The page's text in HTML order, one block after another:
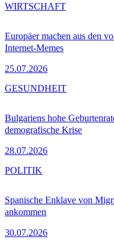
Europäer machen aus den
Internet-Memes
25.07.2026
WIRTSCHAFT
Bulgariens hohe
demografische Krise
28.07.2026
GESUNDHEIT
Spanische Enklave von
ankommen
30.07.2026
POLITIK